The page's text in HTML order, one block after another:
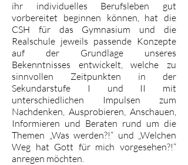
ihr individuelles Berufsleben gut
vorbereitet beginnen können, hat die
CSH für das Gymnasium und die
Realschule jeweils passende Konzepte
auf der Grundlage unseres
Bekenntnisses entwickelt, welche zu
sinnvollen Zeitpunkten in der
Sekundarstufe I und II mit
unterschiedlichen Impulsen zum
Nachdenken, Ausprobieren, Anschauen,
Informieren und Beraten rund um die
Themen „Was werden?!“ und „Welchen
Weg hat Gott für mich vorgesehen?!“
anregen möchten.